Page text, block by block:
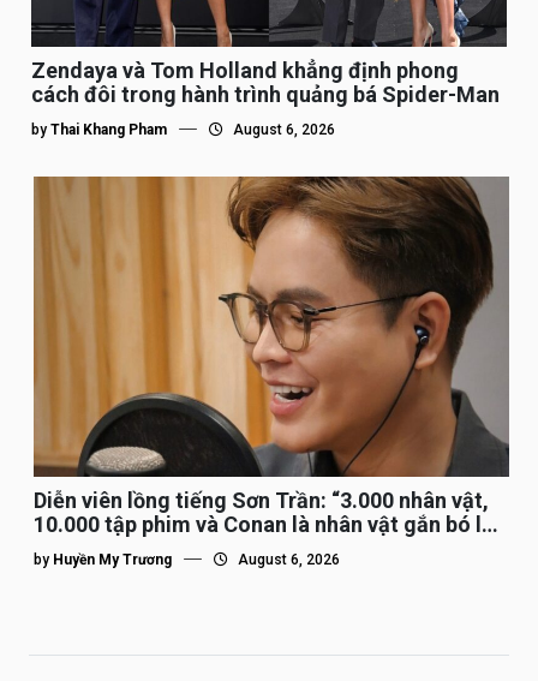
Zendaya và Tom Holland khẳng định phong
cách đôi trong hành trình quảng bá Spider-Man
by Thai Khang Pham August 6, 2026
Diễn viên lồng tiếng Sơn Trần: “3.000 nhân vật,
10.000 tập phim và Conan là nhân vật gắn bó lâu
nhất”
by Huyền My Trương August 6, 2026